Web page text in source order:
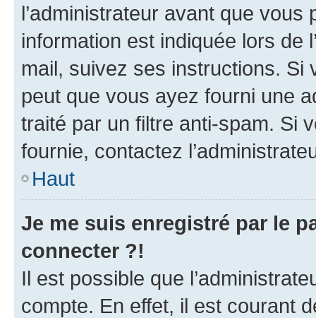
l’administrateur avant que
information est indiquée lors de
mail, suivez ses instructions. Si
peut que vous ayez fourni une
traité par un filtre anti-spam. Si
fournie, contactez
Haut
Je me suis enregistré par le
connecter ?!
Il est possible que
compte. En effet, il est courant